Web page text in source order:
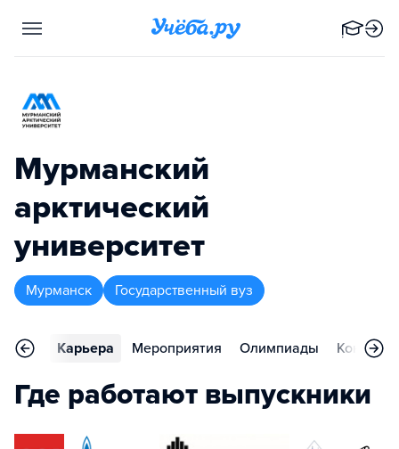
Мурманский
арктический
университет
Мурманск Государственный вуз
Карьера Мероприятия Олимпиады Контакты
Где работают выпускники